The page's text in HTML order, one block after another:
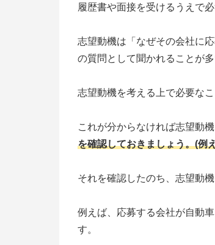
履歴書や面接を受けるうえで
志望動機は「なぜその会社に
の質問として聞かれることが多
志望動機を考える上で必要な
これが分からなければ志望動
を確認しておきましょう。(例
それを確認したのち、志望動
例えば、応募する会社が自動車
す。